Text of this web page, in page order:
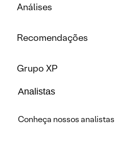
Análises
Recomendações
Grupo XP
Analistas
Conheça nossos analistas